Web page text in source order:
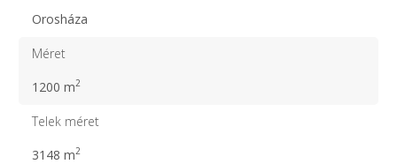
Orosháza
Méret
1200 m2
Telek méret
3148 m2